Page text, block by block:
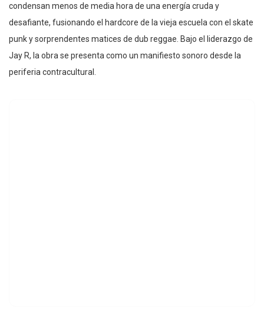
condensan menos de media hora de una energía cruda y
desafiante, fusionando el hardcore de la vieja escuela con el skate
punk y sorprendentes matices de dub reggae. Bajo el liderazgo de
Jay R, la obra se presenta como un manifiesto sonoro desde la
periferia contracultural.